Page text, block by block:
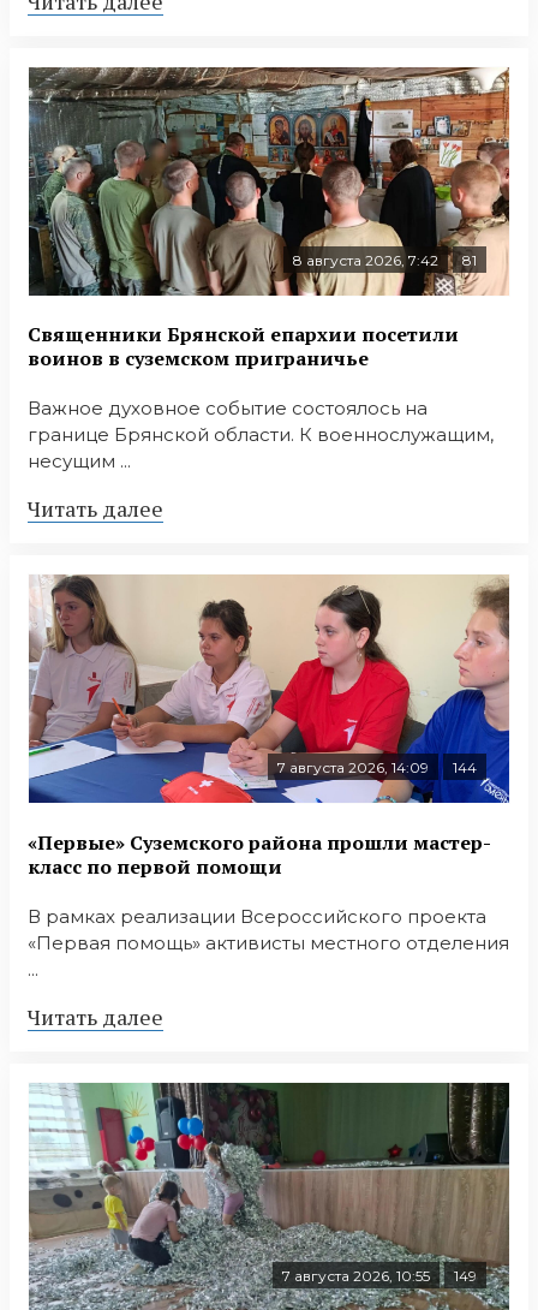
8 августа 2026, 7:42 81
Священники Брянской епархии посетили
воинов в суземском приграничье
Важное духовное событие состоялось на
границе Брянской области. К военнослужащим,
несущим ...
Читать далее
7 августа 2026, 14:09 144
«Первые» Суземского района прошли мастер-
класс по первой помощи
В рамках реализации Всероссийского проекта
«Первая помощь» активисты местного отделения
...
Читать далее
7 августа 2026, 10:55 149